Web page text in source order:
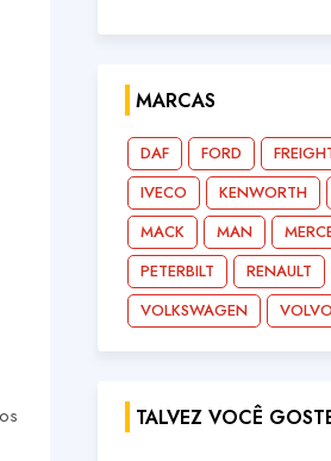
MARCAS
DAF FORD
IVECO
KENWORTH
MACK
MAN
PETERBILT
RENAULT
VOLKSWAGEN
VOLVO
TALVEZ VOCÊ